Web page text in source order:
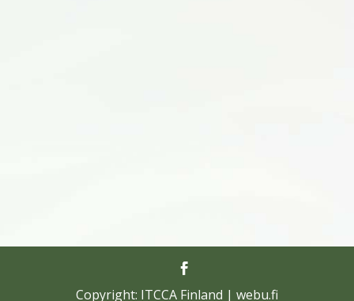
Copyright: ITCCA Finland | webu.fi